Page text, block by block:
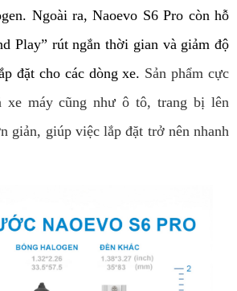
Ngoài ra, Naoevo S6 Pro còn hỗ
Play” rút ngắn thời gian và giảm độ
đặt cho các dòng xe. Sản phẩm cực
máy cũng như ô tô, trang bị lên
giản, giúp việc lắp đặt trở nên nhanh